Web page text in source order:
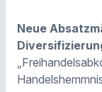
Neue